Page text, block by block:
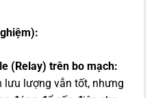
(Relay) trên bo mạch:
lưu lượng vẫn tốt, nhưng